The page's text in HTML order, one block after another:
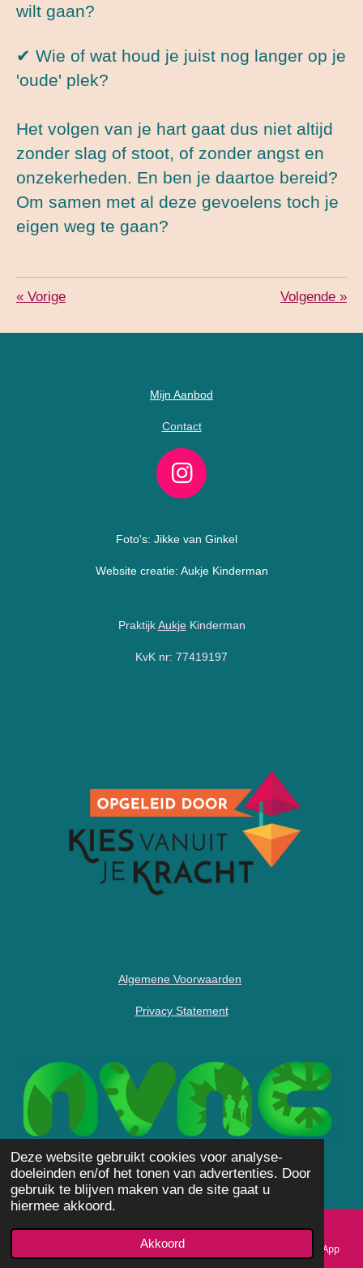
Deze website gebruikt cookies voor analyse-
doeleinden en/of het tonen van advertenties. Door
gebruik te blijven maken van de site gaat u
hiermee akkoord.
Akkoord
wilt gaan?
✔ Wie of wat houd je juist nog langer op je
'oude' plek?
Het volgen van je hart gaat dus niet altijd
zonder slag of stoot, of zonder angst en
onzekerheden. En ben je daartoe bereid?
Om samen met al deze gevoelens toch je
eigen weg te gaan?
« Vorige Volgende »
Mijn Aanbod
Contact
I
s
a
r
a
Foto's: Jikke van Ginkel
Website creatie: Aukje Kinderman
PraktijkAukjeKinderman
KvK nr: 77419197
Algemene Voorwaarden
Privacy Statement
Telefoonnummer WhatsApp